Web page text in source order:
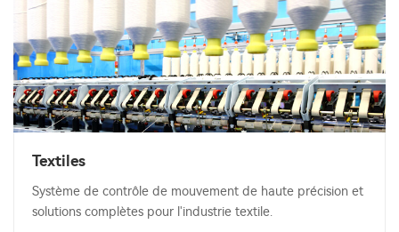
Textiles
Système de contrôle de mouvement de haute précision et
solutions complètes pour l'industrie textile.